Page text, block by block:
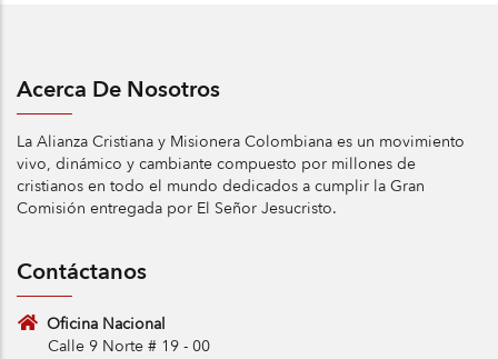
Acerca De Nosotros
La Alianza Cristiana y Misionera Colombiana es un movimiento
vivo, dinámico y cambiante compuesto por millones de
cristianos en todo el mundo dedicados a cumplir la Gran
Comisión entregada por El Señor Jesucristo.
Contáctanos
Oficina Nacional
Calle 9 Norte # 19 - 00